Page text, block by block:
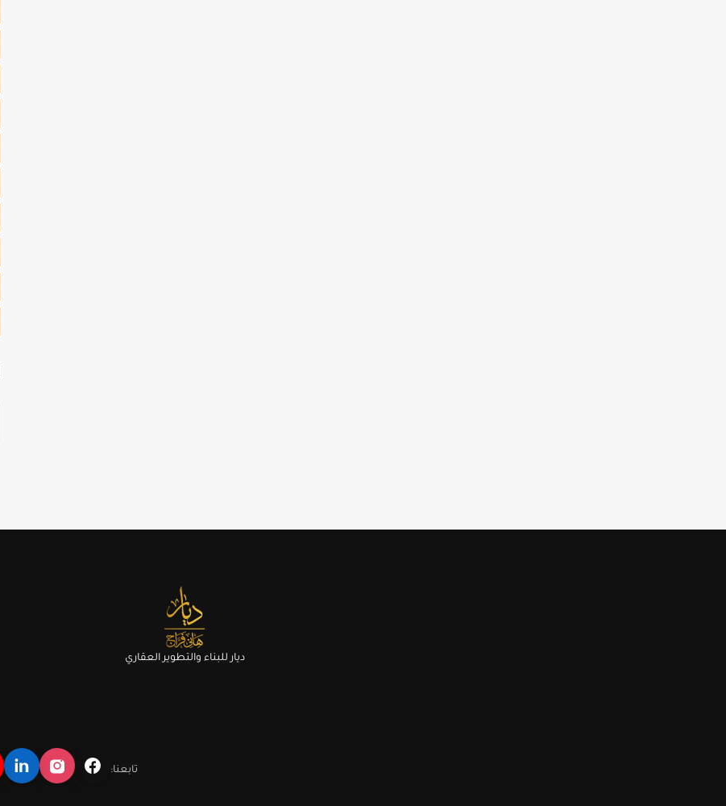
ديار للبناء والتطوير العقاري
تابعنا: